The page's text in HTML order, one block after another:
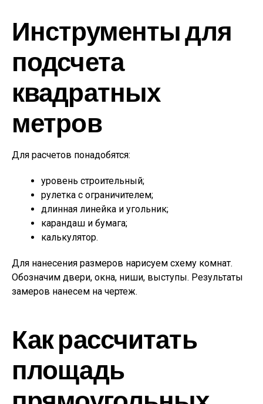
Инструменты для
подсчета
квадратных
метров
Для расчетов понадобятся:
уровень строительный;
рулетка с ограничителем;
длинная линейка и угольник;
карандаш и бумага;
калькулятор.
Для нанесения размеров нарисуем схему комнат.
Обозначим двери, окна, ниши, выступы. Результаты
замеров нанесем на чертеж.
Как рассчитать
площадь